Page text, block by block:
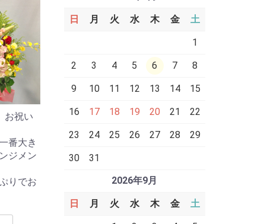
お祝い
番大き
ジメン
りでお
日 月 火 水 木 金 土
1
2 3 4 5 6 7 8
9 10 11 12 13 14 15
16 17 18 19 20 21 22
23 24 25 26 27 28 29
30
31
2026年9月
日 月 火 水 木 金 土